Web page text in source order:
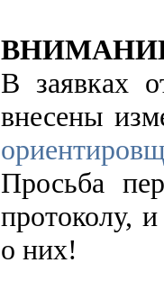
В заявках
внесены
Просьба
протоколу,
о них!